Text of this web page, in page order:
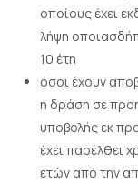
οποίους έχει
λήψη
10 έτη
όσοι έχουν
ή δράση σε
υποβολής εκ
έχει παρέλθει
ετών από την